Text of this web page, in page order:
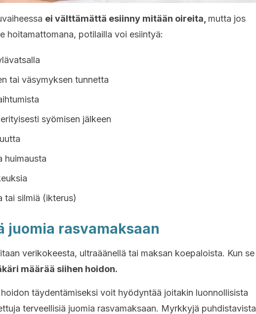
ei välttämättä esiinny mitään oireita, mutta jos
hoitamattomana, potilailla voi esiintyä:
tai väsymyksen tunnetta
syömisen jälkeen
huimausta
tai silmiä (ikterus)
juomia rasvamaksaan
verikokeesta, ultraäänellä tai maksan koepaloista. Kun se
määrää siihen hoidon.
täydentämiseksi voit hyödyntää joitakin luonnollisista
terveellisiä juomia rasvamaksaan. Myrkkyjä puhdistavista